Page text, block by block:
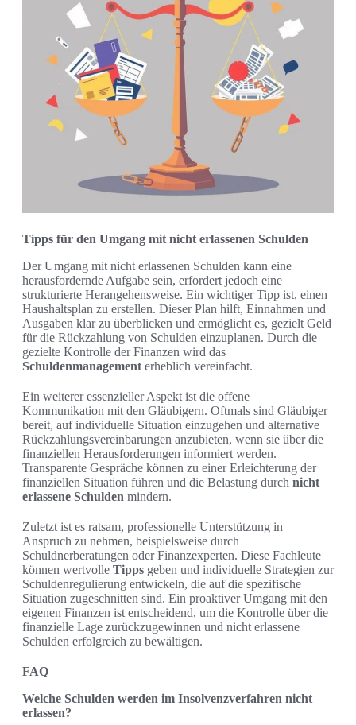
Tipps für den Umgang mit nicht erlassenen Schulden
Der Umgang mit nicht erlassenen Schulden kann eine
herausfordernde Aufgabe sein, erfordert jedoch eine
strukturierte Herangehensweise. Ein wichtiger Tipp ist, einen
Haushaltsplan zu erstellen. Dieser Plan hilft, Einnahmen und
Ausgaben klar zu überblicken und ermöglicht es, gezielt Geld
für die Rückzahlung von Schulden einzuplanen. Durch die
gezielte Kontrolle der Finanzen wird das
Schuldenmanagement erheblich vereinfacht.
Ein weiterer essenzieller Aspekt ist die offene
Kommunikation mit den Gläubigern. Oftmals sind Gläubiger
bereit, auf individuelle Situation einzugehen und alternative
Rückzahlungsvereinbarungen anzubieten, wenn sie über die
finanziellen Herausforderungen informiert werden.
Transparente Gespräche können zu einer Erleichterung der
finanziellen Situation führen und die Belastung durch nicht
erlassene Schulden mindern.
Zuletzt ist es ratsam, professionelle Unterstützung in
Anspruch zu nehmen, beispielsweise durch
Schuldnerberatungen oder Finanzexperten. Diese Fachleute
können wertvolle Tipps geben und individuelle Strategien zur
Schuldenregulierung entwickeln, die auf die spezifische
Situation zugeschnitten sind. Ein proaktiver Umgang mit den
eigenen Finanzen ist entscheidend, um die Kontrolle über die
finanzielle Lage zurückzugewinnen und nicht erlassene
Schulden erfolgreich zu bewältigen.
FAQ
Welche Schulden werden im Insolvenzverfahren nicht
erlassen?